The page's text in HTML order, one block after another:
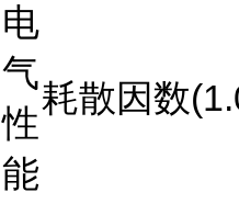
电
气
性
能
耗散因数